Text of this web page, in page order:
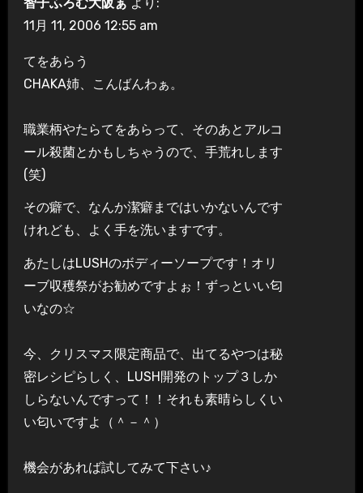
11月 11, 2006 12:55 am
てをあらう
CHAKA姉、こんばんわぁ。
職業柄やたらてをあらって、そのあとアルコ
ール殺菌とかもしちゃうので、手荒れします
(笑)
その癖で、なんか潔癖まではいかないんです
けれども、よく手を洗いますです。
あたしはLUSHのボディーソープです！オリ
ーブ収穫祭がお勧めですよぉ！ずっといい匂
いなの☆
今、クリスマス限定商品で、出てるやつは秘
密レシピらしく、LUSH開発のトップ３しか
しらないんですって！！それも素晴らしくい
い匂いですよ（＾－＾）
機会があれば試してみて下さい♪